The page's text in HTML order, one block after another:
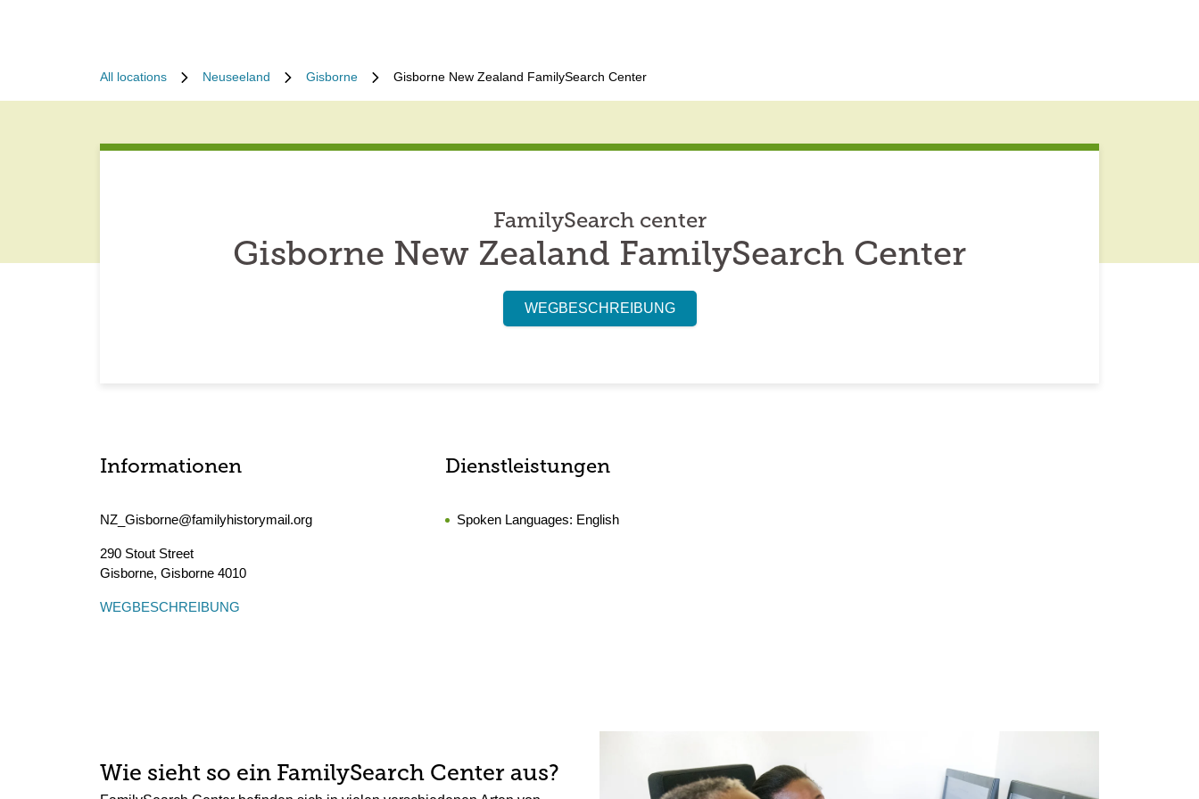
All locations Neuseeland Gisborne Gisborne New Zealand FamilySearch Center
FamilySearch center
Gisborne New Zealand FamilySearch Center
WEGBESCHREIBUNG
Informationen
NZ_Gisborne@familyhistorymail.org
290 Stout Street
Gisborne, Gisborne 4010
WEGBESCHREIBUNG
Dienstleistungen
Spoken Languages: English
Wie sieht so ein FamilySearch Center aus?